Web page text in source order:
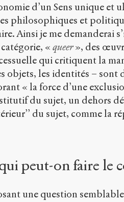
d’un Sens unique et
philosophiques et
Ainsi je me demanderai
« queer», des
qui critiquent la
objets, les identités – sont
« la force d’une
du sujet, un dehors
du sujet, comme la
peut-on faire le
une question